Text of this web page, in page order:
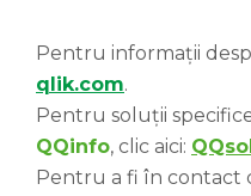
Pentru informații
qlik.com.
Pentru soluții
QQinfo, clic aici:
Pentru a fi în